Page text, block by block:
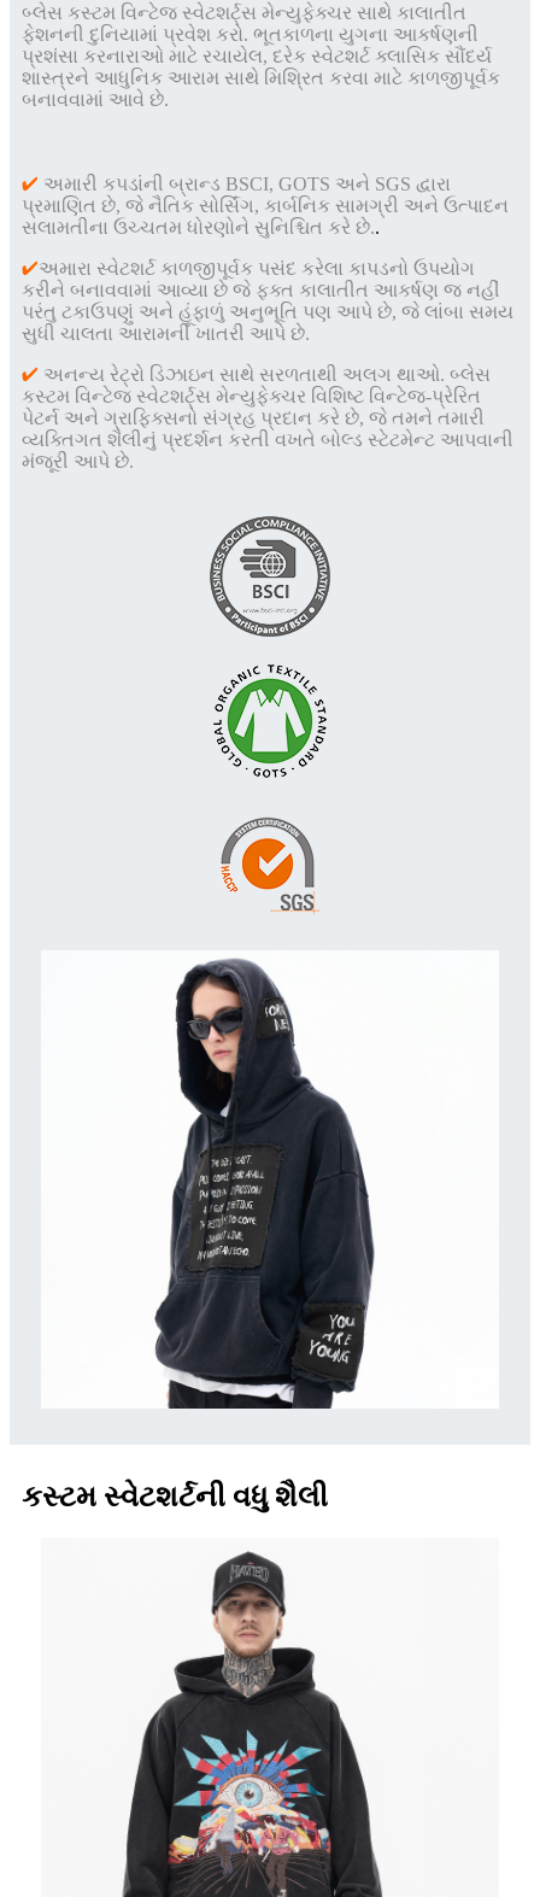
બ્લેસ કસ્ટમ વિન્ટેજ સ્વેટશર્ટ્સ મેન્યુફેક્ચર સાથે કાલાતીત
ફેશનની દુનિયામાં પ્રવેશ કરો. ભૂતકાળના યુગના આકર્ષણની
પ્રશંસા કરનારાઓ માટે રચાયેલ, દરેક સ્વેટશર્ટ ક્લાસિક સૌંદર્ય
શાસ્ત્રને આધુનિક આરામ સાથે મિશ્રિત કરવા માટે કાળજીપૂર્વક
બનાવવામાં આવે છે.
✔ અમારી કપડાંની બ્રાન્ડ BSCI, GOTS અને SGS દ્વારા
પ્રમાણિત છે, જે નૈતિક સોર્સિંગ, કાર્બનિક સામગ્રી અને ઉત્પાદન
સલામતીના ઉચ્ચતમ ધોરણોને સુનિશ્ચિત કરે છે..
✔અમારા સ્વેટશર્ટ કાળજીપૂર્વક પસંદ કરેલા કાપડનો ઉપયોગ
કરીને બનાવવામાં આવ્યા છે જે ફક્ત કાલાતીત આકર્ષણ જ નહીં
પરંતુ ટકાઉપણું અને હૂંફાળું અનુભૂતિ પણ આપે છે, જે લાંબા સમય
સુધી ચાલતા આરામની ખાતરી આપે છે.
✔ અનન્ય રેટ્રો ડિઝાઇન સાથે સરળતાથી અલગ થાઓ. બ્લેસ
કસ્ટમ વિન્ટેજ સ્વેટશર્ટ્સ મેન્યુફેક્ચર વિશિષ્ટ વિન્ટેજ-પ્રેરિત
પેટર્ન અને ગ્રાફિક્સનો સંગ્રહ પ્રદાન કરે છે, જે તમને તમારી
વ્યક્તિગત શૈલીનું પ્રદર્શન કરતી વખતે બોલ્ડ સ્ટેટમેન્ટ આપવાની
મંજૂરી આપે છે.
કસ્ટમ સ્વેટશર્ટની વધુ શૈલી